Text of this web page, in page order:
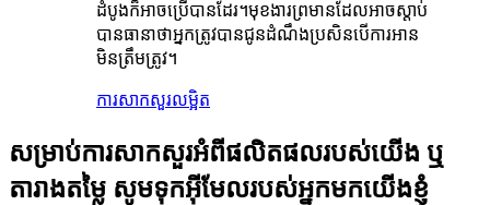
ដំបូងក៏អាចប្រើបានដែរ។មុខងារព្រមានដែលអាចស្ដាប់
បានធានាថាអ្នកត្រូវបានជូនដំណឹងប្រសិនបើការអាន
មិនត្រឹមត្រូវ។
ការសាកសួរលម្អិត
សម្រាប់ការសាកសួរអំពីផលិតផលរបស់យើង ឬ
តារាងតម្លៃ សូមទុកអ៊ីមែលរបស់អ្នកមកយើងខ្ញុំ